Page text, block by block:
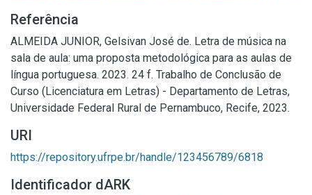
Referência
ALMEIDA JUNIOR, Gelsivan José de. Letra de música na
sala de aula: uma proposta metodológica para as aulas de
língua portuguesa. 2023. 24 f. Trabalho de Conclusão de
Curso (Licenciatura em Letras) - Departamento de Letras,
Universidade Federal Rural de Pernambuco, Recife, 2023.
URI
https://repository.ufrpe.br/handle/123456789/6818
Identificador dARK